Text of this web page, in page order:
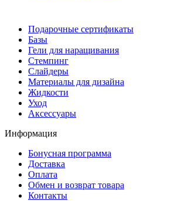
Подарочные сертификаты
Базы
Гели для наращивания
Стемпинг
Слайдеры
Материалы для дизайна
Жидкости
Уход
Аксессуары
Информация
Бонусная программа
Доставка
Оплата
Обмен и возврат товара
Контакты